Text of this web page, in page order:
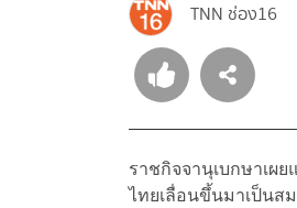
TNN ช่อง16
ราชกิจจานุเบกษาเผ
ไทยเลื่อนขึ้นมาเป็นส